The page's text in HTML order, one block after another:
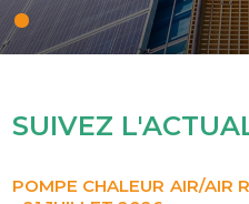
SUIVEZ
POMPE CHALEUR AIR/AIR